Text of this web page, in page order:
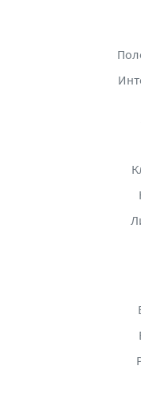
бул. Съединение 94,